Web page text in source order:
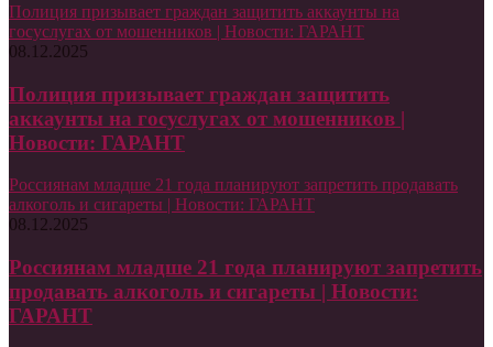
Полиция призывает граждан защитить аккаунты на
госуслугах от мошенников | Новости: ГАРАНТ
08.12.2025
Полиция призывает граждан защитить
аккаунты на госуслугах от мошенников |
Новости: ГАРАНТ
Россиянам младше 21 года планируют запретить продавать
алкоголь и сигареты | Новости: ГАРАНТ
08.12.2025
Россиянам младше 21 года планируют запретить
продавать алкоголь и сигареты | Новости:
ГАРАНТ